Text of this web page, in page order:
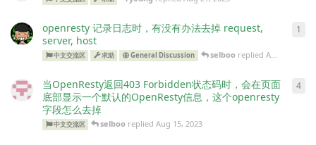
openresty 记录日志时，有没有办法去掉 request,
server, host
中文交流区 求助 General Discussion selboo replied Aug 19, 2023
1
当OpenResty返回403 Forbidden状态码时，会在页面
底部显示一个默认的OpenResty信息，这个openresty
字段怎么去掉
中文交流区 selboo repliedAug 15, 2023
4